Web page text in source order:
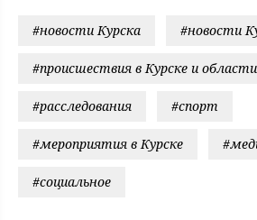
#новости Курска #новости
#происшествия в Курске и области
#расследования #спорт
#мероприятия в Курске
#социальное